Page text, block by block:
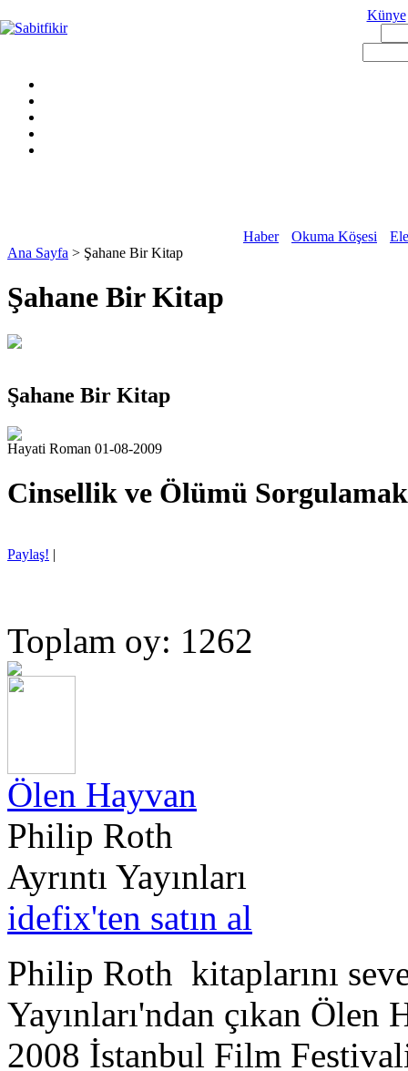
Künye
Haber Okuma Köşesi
Ana Sayfa > Şahane Bir Kitap
Şahane Bir Kitap
Şahane Bir Kitap
Hayati Roman 01-08-2009
Cinsellik ve Ölümü Sorgulamak
Paylaş! |
Toplam oy: 1262
Ölen Hayvan
Philip Roth
Ayrıntı Yayınları
idefix'ten satın al
Philip Roth kitaplarını
Yayınları'ndan çıkan Ölen
2008 İstanbul Film